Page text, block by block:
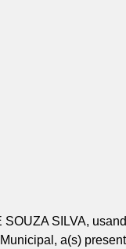
SILVA,
a(s)